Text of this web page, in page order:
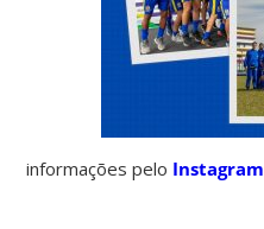
informações pelo Instagram